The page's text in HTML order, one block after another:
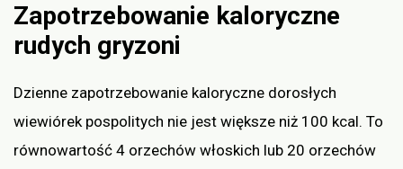
Zapotrzebowanie kaloryczne
rudych gryzoni
Dzienne zapotrzebowanie kaloryczne dorosłych
wiewiórek pospolitych nie jest większe niż 100 kcal. To
równowartość 4 orzechów włoskich lub 20 orzechów